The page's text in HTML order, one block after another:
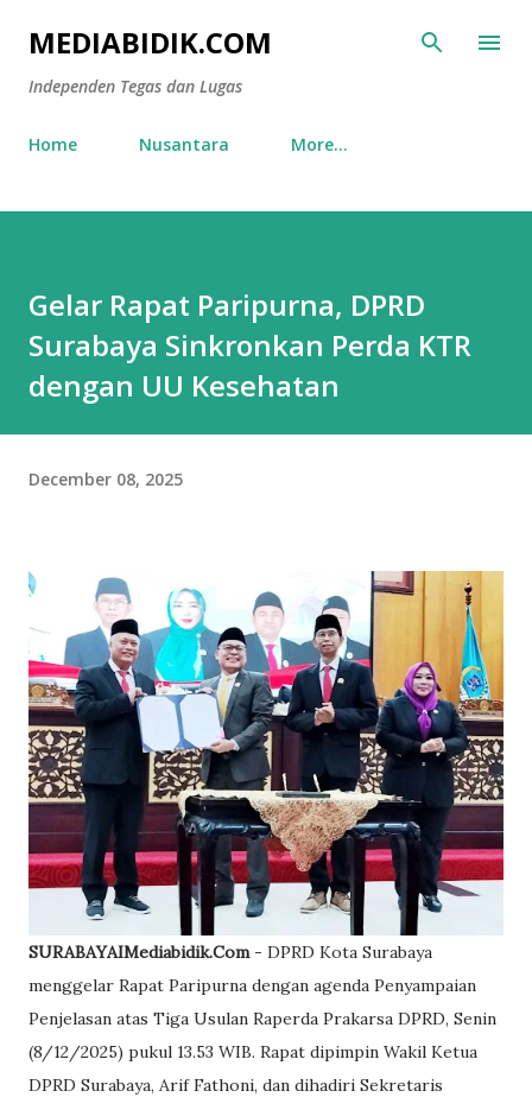
Skip to main content
MEDIABIDIK.COM
Independen Tegas dan Lugas
Home Nusantara More…
Gelar Rapat Paripurna, DPRD
Surabaya Sinkronkan Perda KTR
dengan UU Kesehatan
December 08, 2025
SURABAYAIMediabidik.Com- DPRD Kota Surabaya
menggelar Rapat Paripurna dengan agenda Penyampaian
Penjelasan atas Tiga Usulan Raperda Prakarsa DPRD, Senin
(8/12/2025) pukul 13.53 WIB. Rapat dipimpin Wakil Ketua
DPRD Surabaya, Arif Fathoni, dan dihadiri Sekretaris